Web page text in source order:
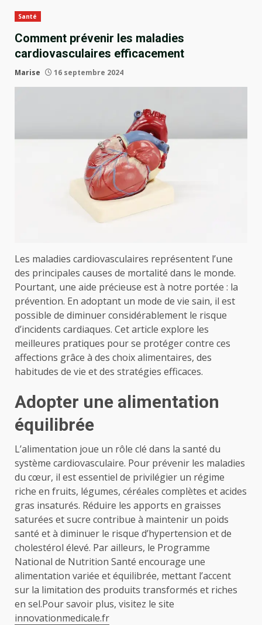
Santé
Comment prévenir les maladies
cardiovasculaires efficacement
Marise 16 septembre 2024
Les maladies cardiovasculaires représentent l’une
des principales causes de mortalité dans le monde.
Pourtant, une aide précieuse est à notre portée : la
prévention. En adoptant un mode de vie sain, il est
possible de diminuer considérablement le risque
d’incidents cardiaques. Cet article explore les
meilleures pratiques pour se protéger contre ces
affections grâce à des choix alimentaires, des
habitudes de vie et des stratégies efficaces.
Adopter une alimentation
équilibrée
L’alimentation joue un rôle clé dans la santé du
système cardiovasculaire. Pour prévenir les maladies
du cœur, il est essentiel de privilégier un régime
riche en fruits, légumes, céréales complètes et acides
gras insaturés. Réduire les apports en graisses
saturées et sucre contribue à maintenir un poids
santé et à diminuer le risque d’hypertension et de
cholestérol élevé. Par ailleurs, le Programme
National de Nutrition Santé encourage une
alimentation variée et équilibrée, mettant l’accent
sur la limitation des produits transformés et riches
en sel.Pour savoir plus, visitez le site
innovationmedicale.fr